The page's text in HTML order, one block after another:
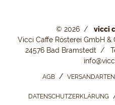
© 2026
vicci
Vicci Caffe Rösterei GmbH &
24576 Bad Bramstedt
AGB VERSANDARTEN
DATENSCHUTZERKLÄRUNG